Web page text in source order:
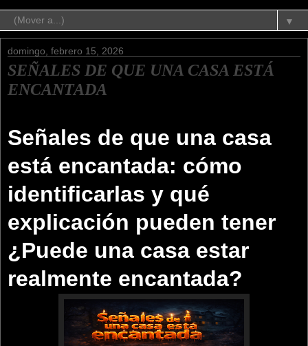
▼
domingo, febrero 15, 2026
SEÑALES DE QUE UNA CASA ESTÁ
ENCANTADA
Señales de que una casa
está encantada: cómo
identificarlas y qué
explicación pueden tener
¿Puede una casa estar
realmente encantada?